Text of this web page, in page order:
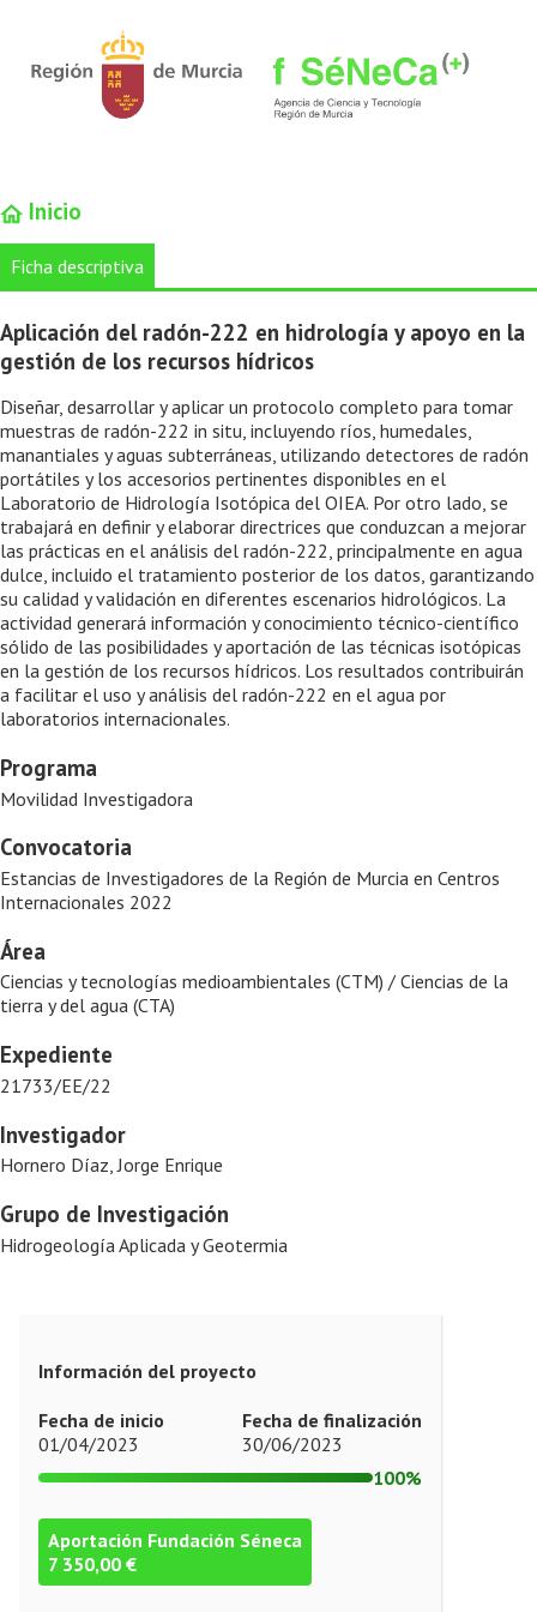
Inicio
Ficha descriptiva
Aplicación del radón-222 en hidrología y apoyo en la
gestión de los recursos hídricos
Diseñar, desarrollar y aplicar un protocolo completo para tomar
muestras de radón-222 in situ, incluyendo ríos, humedales,
manantiales y aguas subterráneas, utilizando detectores de radón
portátiles y los accesorios pertinentes disponibles en el
Laboratorio de Hidrología Isotópica del OIEA. Por otro lado, se
trabajará en definir y elaborar directrices que conduzcan a mejorar
las prácticas en el análisis del radón-222, principalmente en agua
dulce, incluido el tratamiento posterior de los datos, garantizando
su calidad y validación en diferentes escenarios hidrológicos. La
actividad generará información y conocimiento técnico-científico
sólido de las posibilidades y aportación de las técnicas isotópicas
en la gestión de los recursos hídricos. Los resultados contribuirán
a facilitar el uso y análisis del radón-222 en el agua por
laboratorios internacionales.
Programa
Movilidad Investigadora
Convocatoria
Estancias de Investigadores de la Región de Murcia en Centros
Internacionales 2022
Área
Ciencias y tecnologías medioambientales (CTM) / Ciencias de la
tierra y del agua (CTA)
Expediente
21733/EE/22
Investigador
Hornero Díaz, Jorge Enrique
Grupo de Investigación
Hidrogeología Aplicada y Geotermia
Información del proyecto
Fecha de inicio
01/04/2023
Fecha de finalización
30/06/2023
100%
Aportación Fundación Séneca
7 350,00 €